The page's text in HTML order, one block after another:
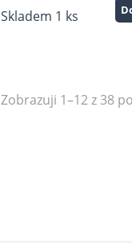
Skladem 1 ks
Zobrazuji 1–12 z 38